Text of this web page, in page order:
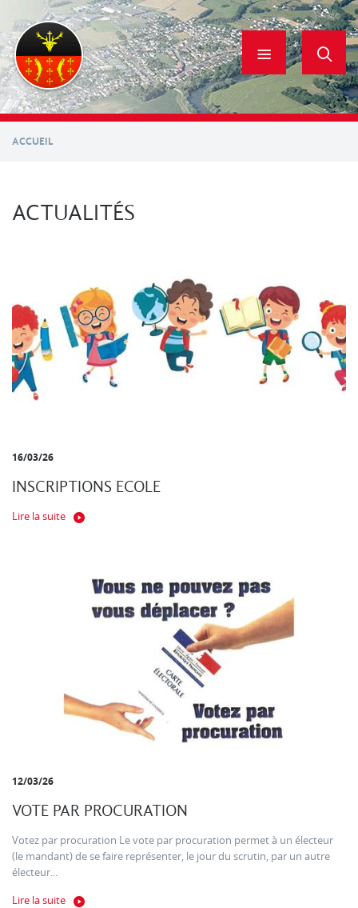
contenu
principal
ACCUEIL
ACTUALITÉS
16/03/26
INSCRIPTIONS ECOLE
Lire la suite
12/03/26
VOTE PAR PROCURATION
Votez par procuration Le vote par procuration permet à un électeur
(le mandant) de se faire représenter, le jour du scrutin, par un autre
électeur...
Lire la suite